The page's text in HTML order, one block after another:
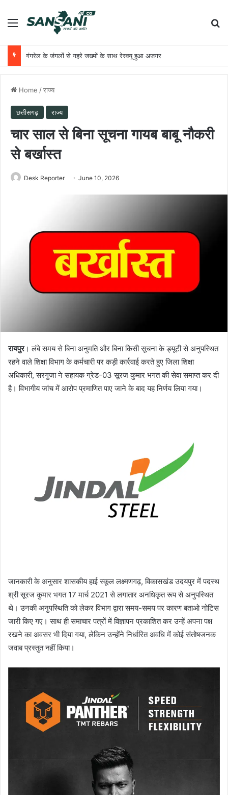
Menu
गंगरेल के जंगलों से गहरे जख्मों के साथ रेस्क्यू हुआ अजगर
Home /राज्य
छत्तीसगढ़ राज्य
चार साल से बिना सूचना गायब बाबू नौकरी
से बर्खास्त
Desk Reporter June 10, 2026
रायपुर। लंबे समय से बिना अनुमति और बिना किसी सूचना के ड्यूटी से अनुपस्थित
रहने वाले शिक्षा विभाग के कर्मचारी पर कड़ी कार्रवाई करते हुए जिला शिक्षा
अधिकारी, सरगुजा ने सहायक ग्रेड-03 सूरज कुमार भगत की सेवा समाप्त कर दी
है। विभागीय जांच में आरोप प्रमाणित पाए जाने के बाद यह निर्णय लिया गया।
जानकारी के अनुसार शासकीय हाई स्कूल लक्ष्मणगढ़, विकासखंड उदयपुर में पदस्थ
श्री सूरज कुमार भगत 17 मार्च 2021 से लगातार अनधिकृत रूप से अनुपस्थित
थे। उनकी अनुपस्थिति को लेकर विभाग द्वारा समय-समय पर कारण बताओ नोटिस
जारी किए गए। साथ ही समाचार पत्रों में विज्ञापन प्रकाशित कर उन्हें अपना पक्ष
रखने का अवसर भी दिया गया, लेकिन उन्होंने निर्धारित अवधि में कोई संतोषजनक
जवाब प्रस्तुत नहीं किया।